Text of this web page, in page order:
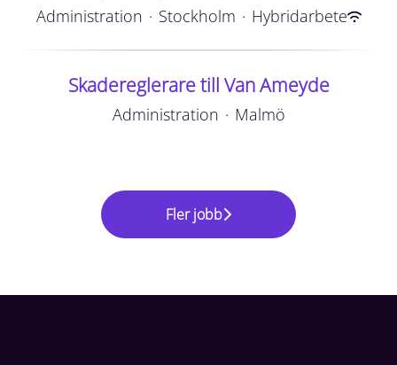
Administration · Stockholm · Hybridarbete
Skadereglerare till Van Ameyde
Administration · Malmö
Fler jobb